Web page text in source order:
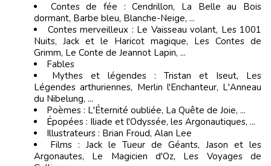
Contes de fée : Cendrillon, La Belle au Bois
dormant, Barbe bleu, Blanche-Neige, ...
Contes merveilleux : Le Vaisseau volant, Les 1001
Nuits, Jack et le Haricot magique, Les Contes de
Grimm, Le Conte de Jeannot Lapin, ...
Fables
Mythes et légendes : Tristan et Iseut, Les
Légendes arthuriennes, Merlin l'Enchanteur, L'Anneau
du Nibelung, ...
Poèmes : L'Éternité oubliée, La Quête de Joie, ...
Épopées : Iliade et l'Odyssée, les Argonautiques, ...
Illustrateurs : Brian Froud, Alan Lee
Films : Jack le Tueur de Géants, Jason et les
Argonautes, Le Magicien d'Oz, Les Voyages de